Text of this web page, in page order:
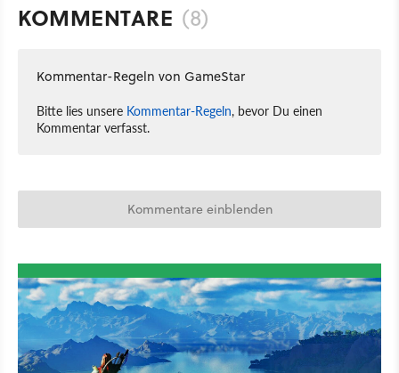
KOMMENTARE (8)
Kommentar-Regeln von GameStar
Bitte lies unsere Kommentar-Regeln, bevor Du einen
Kommentar verfasst.
Kommentare einblenden